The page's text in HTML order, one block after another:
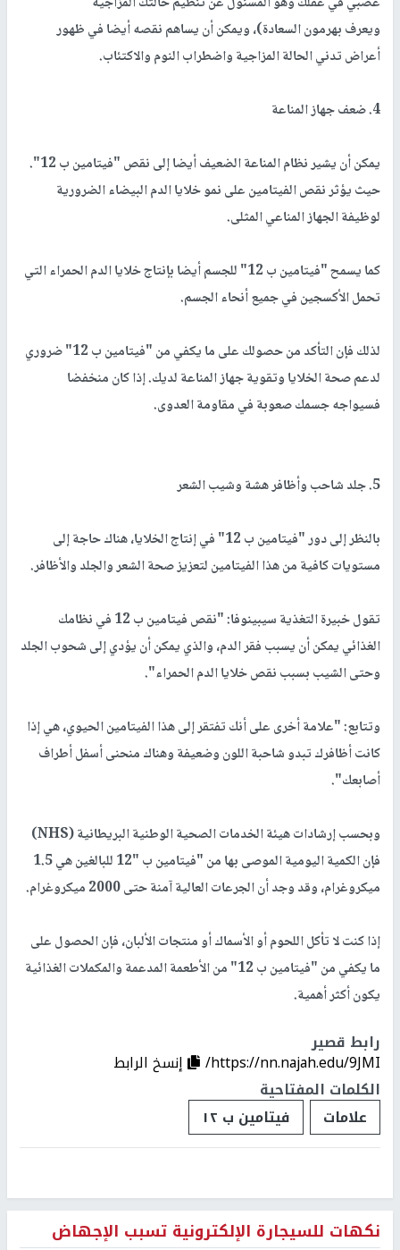
ويعرف بهرمون السعادة)، ويمكن أن يساهم نقصه أيضا في ظهور
أعراض تدني الحالة المزاجية واضطراب النوم والاكتئاب.
4. ضعف جهاز المناعة
يمكن أن يشير نظام المناعة الضعيف أيضا إلى نقص "فيتامين ب 12".
حيث يؤثر نقص الفيتامين على نمو خلايا الدم البيضاء الضرورية
لوظيفة الجهاز المناعي المثلى.
كما يسمح "فيتامين ب 12" للجسم أيضا بإنتاج خلايا الدم الحمراء التي
تحمل الأكسجين في جميع أنحاء الجسم.
لذلك فإن التأكد من حصولك على ما يكفي من "فيتامين ب 12" ضروري
لدعم صحة الخلايا وتقوية جهاز المناعة لديك. إذا كان منخفضا
فسيواجه جسمك صعوبة في مقاومة العدوى.
5. جلد شاحب وأظافر هشة وشيب الشعر
بالنظر إلى دور "فيتامين ب 12" في إنتاج الخلايا، هناك حاجة إلى
مستويات كافية من هذا الفيتامين لتعزيز صحة الشعر والجلد والأظافر.
تقول خبيرة التغذية سيبينوفا: "نقص فيتامين ب 12 في نظامك
الغذائي يمكن أن يسبب فقر الدم، والذي يمكن أن يؤدي إلى شحوب الجلد
وحتى الشيب بسبب نقص خلايا الدم الحمراء".
وتتابع: "علامة أخرى على أنك تفتقر إلى هذا الفيتامين الحيوي، هي إذا
كانت أظافرك تبدو شاحبة اللون وضعيفة وهناك منحنى أسفل أطراف
أصابعك".
وبحسب إرشادات هيئة الخدمات الصحية الوطنية البريطانية (NHS)
فإن الكمية اليومية الموصى بها من "فيتامين ب "12 للبالغين هي 1.5
ميكروغرام، وقد وجد أن الجرعات العالية آمنة حتى 2000 ميكروغرام.
إذا كنت لا تأكل اللحوم أو الأسماك أو منتجات الألبان، فإن الحصول على
ما يكفي من "فيتامين ب 12" من الأطعمة المدعمة والمكملات الغذائية
يكون أكثر أهمية.
رابط قصير
https://nn.najah.edu/9JMI/
إنسخ الرابط
الكلمات المفتاحية
علامات
فيتامين ب ١٢
نكهات للسيجارة الإلكترونية تسبب الإجهاض